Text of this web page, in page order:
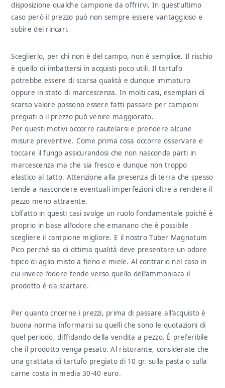
disposizione qualche campione da offrirvi. In quest’ultimo
caso però il prezzo può non sempre essere vantaggioso e
subire dei rincari.
Sceglierlo, per chi non è del campo, non è semplice. Il rischio
è quello di imbattersi in acquisti poco utili. Il tartufo
potrebbe essere di scarsa qualità e dunque immaturo
oppure in stato di marcescenza. In molti casi, esemplari di
scarso valore possono essere fatti passare per campioni
pregiati o il prezzo può venire maggiorato.
Per questi motivi occorre cautelarsi e prendere alcune
misure preventive. Come prima cosa occorre osservare e
toccare il fungo assicurandosi che non nasconda parti in
marcescenza ma che sia fresco e dunque non troppo
elastico al tatto. Attenzione alla presenza di terra che spesso
tende a nascondere eventuali imperfezioni oltre a rendere il
pezzo meno attraente.
L’olfatto in questi casi svolge un ruolo fondamentale poiché è
proprio in base all’odore che emanano che è possibile
scegliere il campione migliore. E il nostro Tuber Magnatum
Pico perché sia di ottima qualità deve presentare un odore
tipico di aglio misto a fieno e miele. Al contrario nel caso in
cui invece l’odore tende verso quello dell’ammoniaca il
prodotto è da scartare.
Per quanto cncerne i prezzi, prima di passare all’acquisto è
buona norma informarsi su quelli che sono le quotazioni di
quel periodo, diffidando della vendita a pezzo. È preferibile
che il prodotto venga pesato. Al ristorante, considerate che
una grattata di tartufo pregiato di 10 gr. sulla pasta o sulla
carne costa in media 30-40 euro.